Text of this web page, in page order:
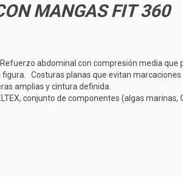
MANGAS FIT 360
Refuerzo abdominal con compresión media que
Costuras planas que evitan marcaciones
amplias y cintura definida.
conjunto de componentes (algas marinas,